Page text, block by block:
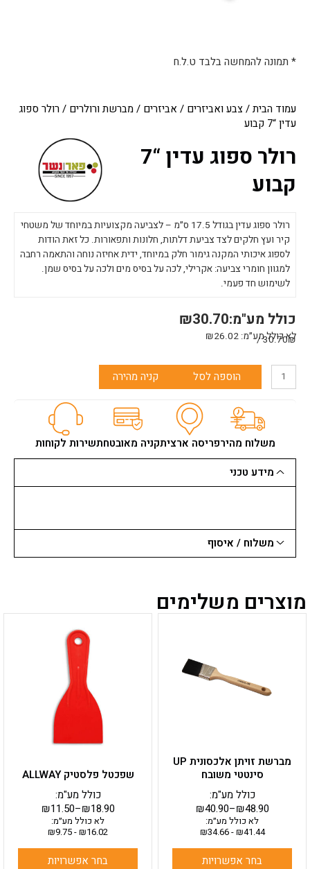
עמוד הבית/צבע ואביזרים / אביזרים /מברשת ורולרים / רולר ספוג
עדין “7 קבוע
רולר ספוג עדין “7
קבוע
רולר ספוג עדין בגודל 17.5 ס״מ – לצביעה מקצועיות במיוחד של משטחי
קיר ועץ חלקים לצד צביעת דלתות, חלונות ותפאורות. כל זאת הודות
לספוג איכותי המקנה גימור חלק במיוחד, ידית אחיזה נוחה והתאמה רחבה
למגוון חומרי צביעה: אקרילי, לכה על בסיס מים ולכה על בסיס שמן.
לשימוש חד פעמי.
₪30.70כולל מע"מ:
לא כולל מע״מ: ₪26.02
30.70₪ /
כמות
הוספה לסל קניה מהירה
משלוח מהירפריסה ארציתקניה מאובטחתשירות לקוחות
מידע טכני
משלוח / איסוף
* תמונה להמחשה בלבד ט.ל.ח
מוצרים משלימים
מברשת זויתן אלכסונית UP
סינטטי משובח
₪40.90–₪48.90
כולל מע"מ:
לא כולל מע״מ:
₪41.44
-
₪34.66
בחר אפשרויות
מספר
סוגים.
המוצר
שפכטל פלסטיק ALLWAY
₪11.50–₪18.90
כולל מע"מ:
לא כולל מע״מ:
₪16.02
-
₪9.75
בחר אפשרויות
זה
יש
מספר
סוגים.
ניתן
לבחור
האפשרויות